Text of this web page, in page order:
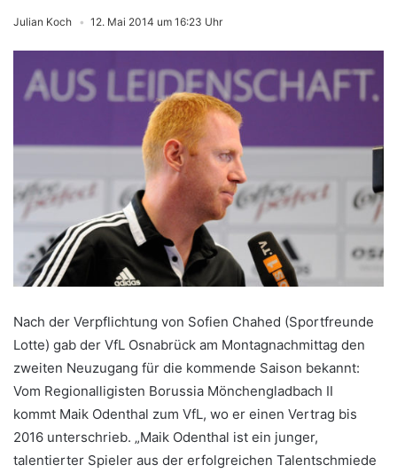
Julian Koch 12. Mai 2014 um 16:23 Uhr
Nach der Verpflichtung von Sofien Chahed (Sportfreunde
Lotte) gab der VfL Osnabrück am Montagnachmittag den
zweiten Neuzugang für die kommende Saison bekannt:
Vom Regionalligisten Borussia Mönchengladbach II
kommt Maik Odenthal zum VfL, wo er einen Vertrag bis
2016 unterschrieb. „Maik Odenthal ist ein junger,
talentierter Spieler aus der erfolgreichen Talentschmiede